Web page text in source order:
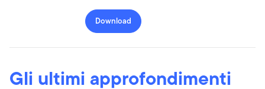
Download
Gli ultimi approfondimenti